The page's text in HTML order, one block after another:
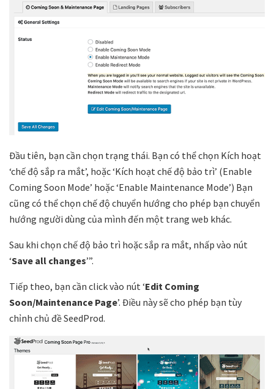
Đầu tiên, bạn cần chọn trạng thái. Bạn có thể chọn Kích hoạt
‘chế độ sắp ra mắt’, hoặc ‘Kích hoạt chế độ bảo trì’ (Enable
Coming Soon Mode’ hoặc ‘Enable Maintenance Mode’) Bạn
cũng có thể chọn chế độ chuyển hướng cho phép bạn chuyển
hướng người dùng của mình đến một trang web khác.
Sau khi chọn chế độ bảo trì hoặc sắp ra mắt, nhấp vào nút
‘Save all changes’”.
Tiếp theo, bạn cần click vào nút ‘Edit Coming
Soon/Maintenance Page’. Điều này sẽ cho phép bạn tùy
chỉnh chủ đề SeedProd.